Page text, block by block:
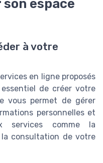
espace
à votre
en ligne proposés
de créer votre
vous permet de gérer
personnelles et
services comme la
consultation de votre